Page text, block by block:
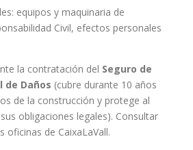
equipos y maquinaria de
Civil, efectos personales
la contratación del Seguro de
de Daños (cubre durante 10 años
de la construcción y protege al
obligaciones legales). Consultar
oficinas de CaixaLaVall.